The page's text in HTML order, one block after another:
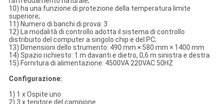
10) ha una funzione di protezione della temperatura limite
superiore;
11) Numero di banchi di prova: 3
12) La modalità di controllo adotta il sistema di controllo
distribuito del computer a singolo chip e del PC;
13) Dimensioni dello strumento: 490 mm × 580 mm × 1400 mm
14) Spazio richiesto: 1 m davanti e dietro, 0,6 m sinistra e destra
15) Fornitura di alimentazione: 4500VA 220VAC 50HZ
Configurazione:
1) 1 x Ospite uno
2) 3 x tenitore del campione